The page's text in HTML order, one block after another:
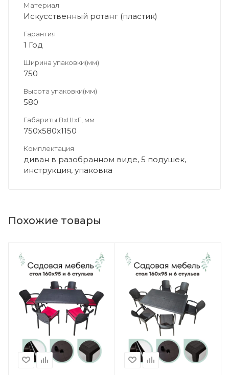
Материал
Искусственный ротанг (пластик)
Гарантия
1 Год
Ширина упаковки(мм)
750
Высота упаковки(мм)
580
Габариты ВхШхГ, мм
750х580х1150
Комплектация
диван в разобранном виде, 5 подушек,
инструкция, упаковка
Похожие товары